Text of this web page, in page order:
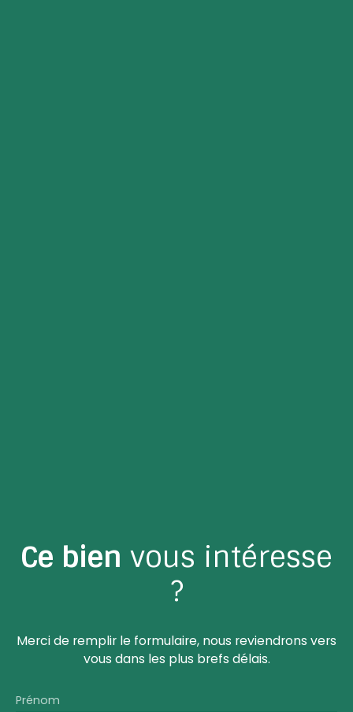
Ce bien vous intéresse
?
Merci de remplir le formulaire, nous reviendrons vers
vous dans les plus brefs délais.
Prénom